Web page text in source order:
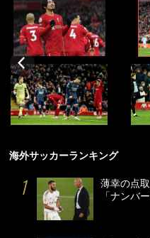
海外サッカーランキング
薄幸の点
「ナンバ